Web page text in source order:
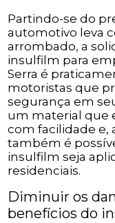
Partindo-se do
automotivo leva
arrombado, a
insulfilm para
Serra é
motoristas que
segurança em
um material que
com facilidade e,
também é
insulfilm seja
residenciais.
Diminuir os
benefícios do